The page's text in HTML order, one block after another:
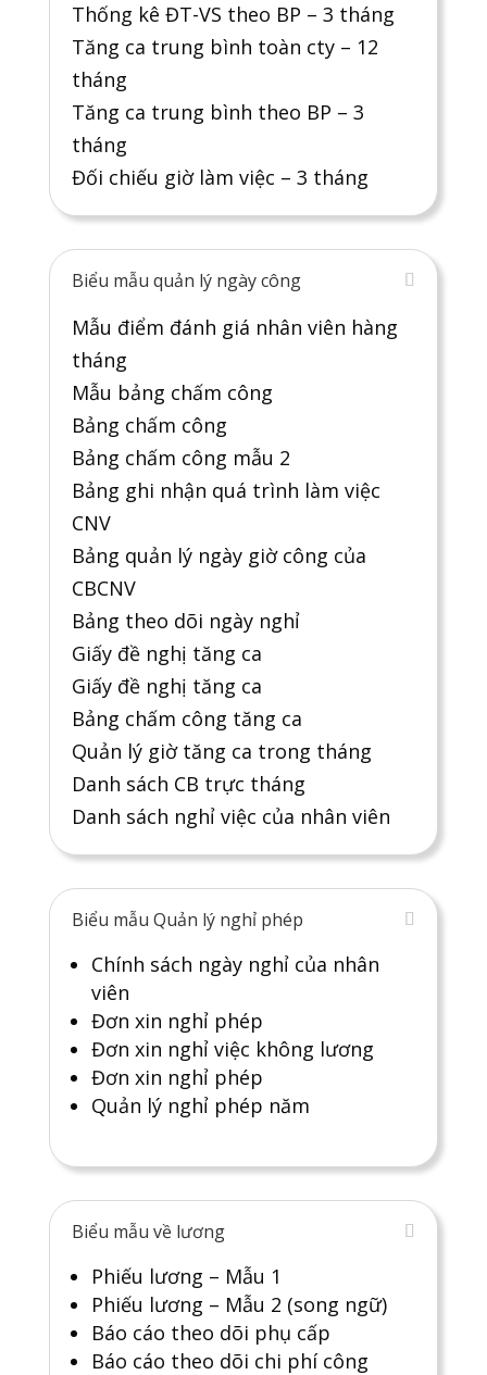
Thống kê ĐT-VS theo BP – 3 tháng
Tăng ca trung bình toàn cty – 12
tháng
Tăng ca trung bình theo BP – 3
tháng
Đối chiếu giờ làm việc – 3 tháng
Biểu mẫu quản lý ngày công
Mẫu điểm đánh giá nhân viên hàng
tháng
Mẫu bảng chấm công
Bảng chấm công
Bảng chấm công mẫu 2
Bảng ghi nhận quá trình làm việc
CNV
Bảng quản lý ngày giờ công của
CBCNV
Bảng theo dõi ngày nghỉ
Giấy đề nghị tăng ca
Giấy đề nghị tăng ca
Bảng chấm công tăng ca
Quản lý giờ tăng ca trong tháng
Danh sách CB trực tháng
Danh sách nghỉ việc của nhân viên
Biểu mẫu Quản lý nghỉ phép
Chính sách ngày nghỉ của nhân
viên
Đơn xin nghỉ phép
Đơn xin nghỉ việc không lương
Đơn xin nghỉ phép
Quản lý nghỉ phép năm
Biểu mẫu về lương
Phiếu lương – Mẫu 1
Phiếu lương – Mẫu 2 (song ngữ)
Báo cáo theo dõi phụ cấp
Báo cáo theo dõi chi phí công